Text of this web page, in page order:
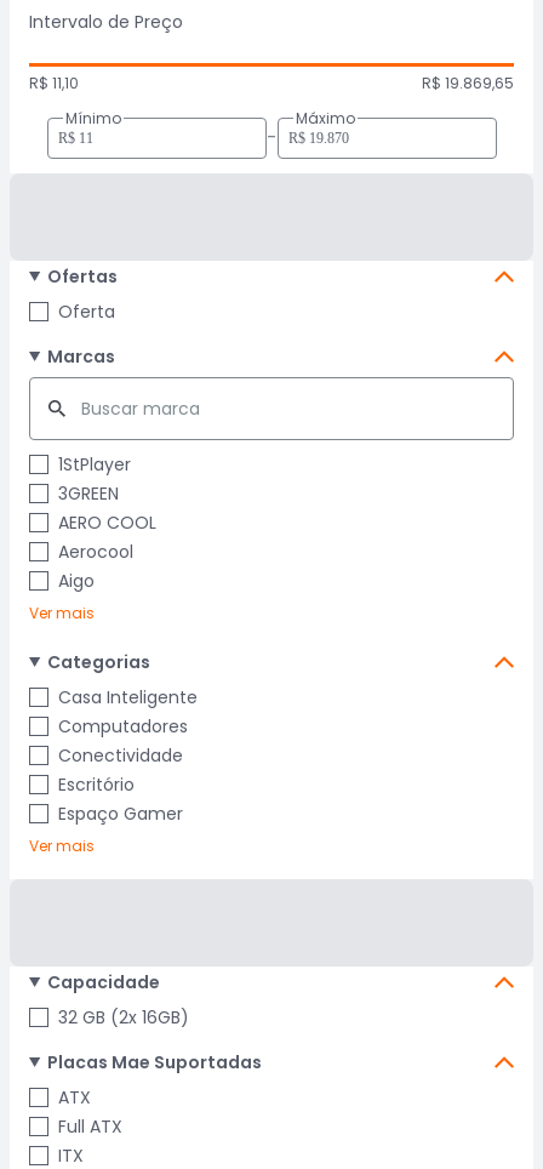
Intervalo de Preço
R$ 11,10
R$ 19.869,65
Mínimo
-
Máximo
Ofertas
Oferta
Marcas
1StPlayer
3GREEN
AERO COOL
Aerocool
Aigo
Ver mais
Categorias
Casa Inteligente
Computadores
Conectividade
Escritório
Espaço Gamer
Ver mais
Capacidade
32 GB (2x 16GB)
Placas Mae Suportadas
ATX
Full ATX
ITX